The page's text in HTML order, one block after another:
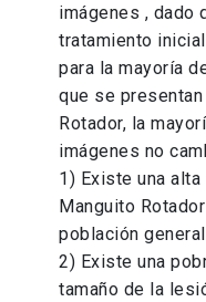
imágenes , dado
tratamiento
para la mayoría
que se
Rotador, la
imágenes no
1) Existe una
Manguito
población
2) Existe una
tamaño de la